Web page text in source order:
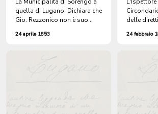
quella di Lugano. Dichiara che
Gio. Rezzonico non è suo
24 aprile 1853
delle
24 febbraio